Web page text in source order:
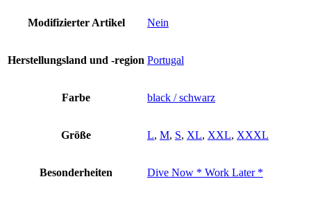
Modifizierter Artikel Nein
Herstellungsland und -region Portugal
Farbe black / schwarz
Größe L, M, S, XL, XXL, XXXL
Besonderheiten Dive Now * Work Later *